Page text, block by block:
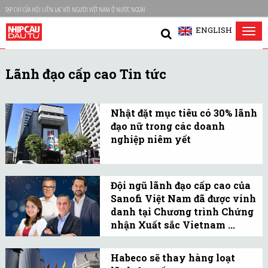
TẠP CHÍ CỦA HỘI LIÊN LẠC VỚI NGƯỜI VIỆT NAM Ở NƯỚC NGOÀI
ENGLISH
Lãnh đạo cấp cao Tin tức
Nhật đặt mục tiêu có 30% lãnh
đạo nữ trong các doanh
nghiệp niêm yết
sự bình đẳng và chú
trọng hơn vai trò của phụ
nữ tại các doanh nghiệp
nước này.
Đội ngũ lãnh đạo cấp cao của
Sanofi Việt Nam đã được vinh
danh tại Chương trình Chứng
nhận Xuất sắc Vietnam ...
Các gương mặt được vinh
danh là những lãnh đạo
Habeco sẽ thay hàng loạt